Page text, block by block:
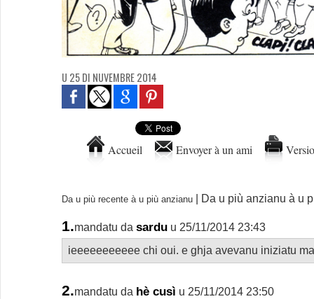
U 25 DI NUVEMBRE 2014
Accueil Envoyer à un ami
Da u più recente à u più anzianu| Da u più anzianu à u
1.mandatu da sardu u 25/11/2014 23:43
ieeeeeeeeeee chi oui. e ghja avevanu iniziatu
2.mandatu da hè cusì u 25/11/2014 23:50